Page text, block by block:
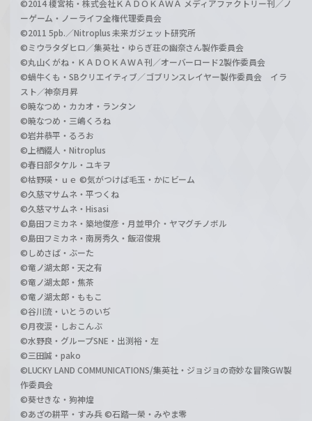
©2014 榎宮祐・株式会社ＫＡＤＯＫＡＷＡ メディアファクトリー刊／ノ
ーゲーム・ノーライフ全権代理委員会
©2011 5pb.／Nitroplus 未来ガジェット研究所
©ミウラタダヒロ／集英社・ゆらぎ荘の幽奈さん製作委員会
©丸山くがね・ＫＡＤＯＫＡＷＡ刊／オーバーロード2製作委員会
©蝸牛くも・SBクリエイティブ／ゴブリンスレイヤー製作委員会 イラ
スト／神奈月昇
©暁なつめ・カカオ・ランタン
©暁なつめ・三嶋くろね
©岩井恭平・るろお
©上栖綴人・Nitroplus
©春日部タケル・ユキヲ
©枯野瑛・ｕｅ ©気がつけば毛玉・かにビーム
©久慈マサムネ・平つくね
©久慈マサムネ・Hisasi
©島田フミカネ・築地俊彦・月並甲介・ヤマグチノボル
©島田フミカネ・南房秀久・飯沼俊規
©しめさば・ぶーた
©竜ノ湖太郎・天之有
©竜ノ湖太郎・焦茶
©竜ノ湖太郎・ももこ
©谷川流・いとうのいぢ
©月夜涙・しおこんぶ
©水野良・グループSNE・出渕裕・左
©三田誠・pako
©LUCKY LAND COMMUNICATIONS/集英社・ジョジョの奇妙な冒険GW製
作委員会
©葵せきな・狗神煌
©あざの耕平・すみ兵 ©石踏一榮・みやま零